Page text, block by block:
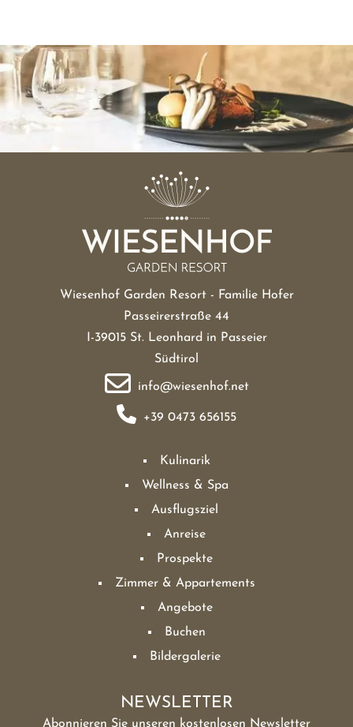
Wiesenhof Garden Resort - Familie Hofer
Passeirerstraße 44
I-39015 St. Leonhard in Passeier
Südtirol
info@wiesenhof.net
+39 0473 656155
Kulinarik
Wellness & Spa
Ausflugsziel
Anreise
Prospekte
Zimmer & Appartements
Angebote
Buchen
Bildergalerie
NEWSLETTER
Abonnieren Sie unseren kostenlosen Newsletter